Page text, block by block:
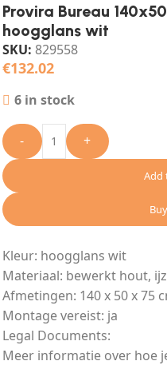
Provira Bureau
hoogglans wit
SKU: 829558
€132.02
6 in stock
- +
Add
Kleur: hoogglans wit
Materiaal: bewerkt hout,
Afmetingen: 140 x 50 x 75
Montage vereist: ja
Legal Documents:
Meer informatie over hoe